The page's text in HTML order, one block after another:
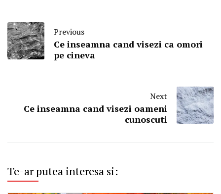
Previous
Ce inseamna cand visezi ca omori
pe cineva
Next
Ce inseamna cand visezi oameni
cunoscuti
Te-ar putea interesa si: